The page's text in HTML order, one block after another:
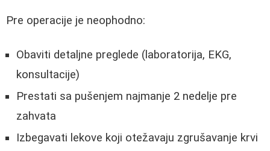
Pre operacije je neophodno:
Obaviti detaljne preglede (laboratorija, EKG,
konsultacije)
Prestati sa pušenjem najmanje 2 nedelje pre
zahvata
Izbegavati lekove koji otežavaju zgrušavanje krvi